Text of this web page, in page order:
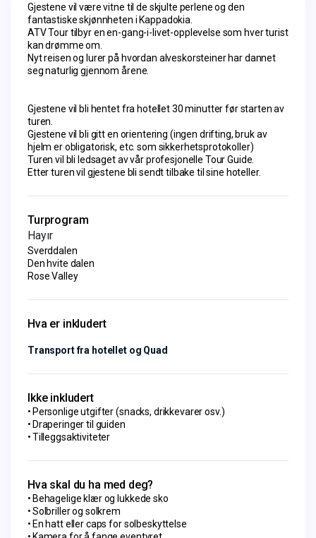
Gjestene vil være vitne til de skjulte perlene og den
fantastiske skjønnheten i Kappadokia.
ATV Tour tilbyr en en-gang-i-livet-opplevelse som hver turist
kan drømme om.
Nyt reisen og lurer på hvordan alveskorsteiner har dannet
seg naturlig gjennom årene.
Gjestene vil bli hentet fra hotellet 30 minutter før starten av
turen.
Gjestene vil bli gitt en orientering (ingen drifting, bruk av
hjelm er obligatorisk, etc. som sikkerhetsprotokoller)
Turen vil bli ledsaget av vår profesjonelle Tour Guide.
Etter turen vil gjestene bli sendt tilbake til sine hoteller.
Turprogram
Hayır
Sverddalen
Den hvite dalen
Rose Valley
Hva er inkludert
Transport fra hotellet og Quad
Ikke inkludert
Personlige utgifter (snacks, drikkevarer osv.)
Draperinger til guiden
Tilleggsaktiviteter
Hva skal du ha med deg?
Behagelige klær og lukkede sko
Solbriller og solkrem
En hatt eller caps for solbeskyttelse